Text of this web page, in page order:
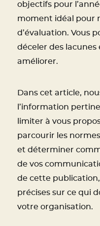
objectifs pour
moment idéal pour
d’évaluation. Vous
déceler des lacunes
améliorer.
Dans cet article,
l’information
limiter à vous
parcourir les
et déterminer
de vos
de cette
précises sur ce qui
votre organisation.